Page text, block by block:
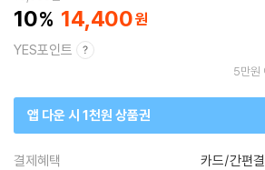
10 14,400
YES포인트
5만원
앱 다운 시 1천원 상품권
결제혜택 카드/간편